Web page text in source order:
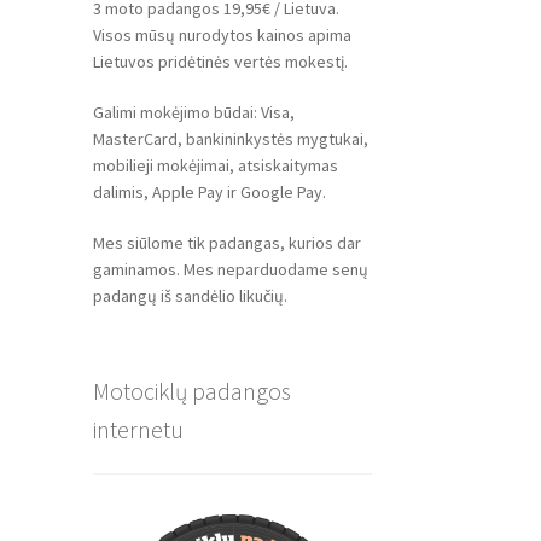
3 moto padangos 19,95€ / Lietuva.
Visos mūsų nurodytos kainos apima
Lietuvos pridėtinės vertės mokestį.
Galimi mokėjimo būdai: Visa,
MasterCard, bankininkystės mygtukai,
mobilieji mokėjimai, atsiskaitymas
dalimis, Apple Pay ir Google Pay.
Mes siūlome tik padangas, kurios dar
gaminamos. Mes neparduodame senų
padangų iš sandėlio likučių.
Motociklų padangos
internetu